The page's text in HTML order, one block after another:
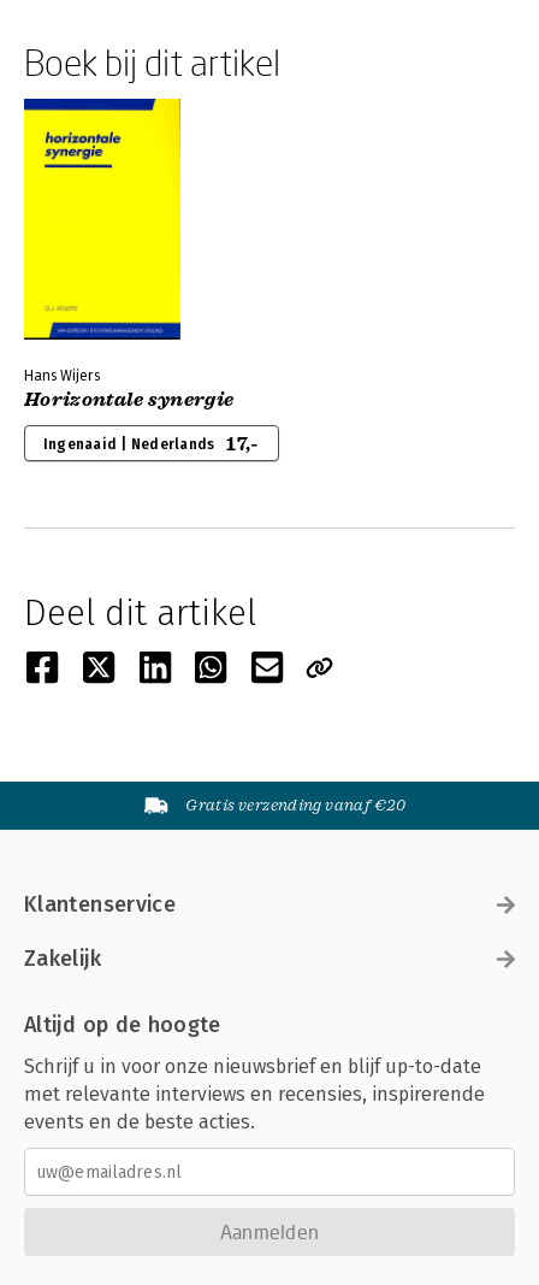
Boek bij dit artikel
Hans Wijers
Horizontale synergie
Ingenaaid | Nederlands 17,-
Deel dit artikel
Gratis verzending vanaf €20
Klantenservice
Zakelijk
Altijd op de hoogte
Schrijf u in voor onze nieuwsbrief en blijf up-to-date
met relevante interviews en recensies, inspirerende
events en de beste acties.
Aanmelden